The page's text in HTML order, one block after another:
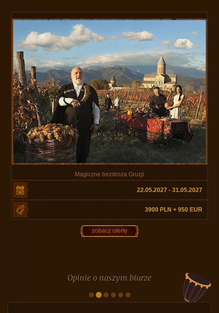
Magiczne bezdroża Gruzji
22.05.2027 - 31.05.2027
3900 PLN + 950 EUR
zobacz ofertę
Opinie o naszym biurze